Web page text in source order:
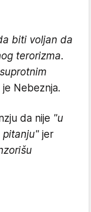
biti voljan da
terorizma.
Nebeznja.
da nije "u
pitanju" jer